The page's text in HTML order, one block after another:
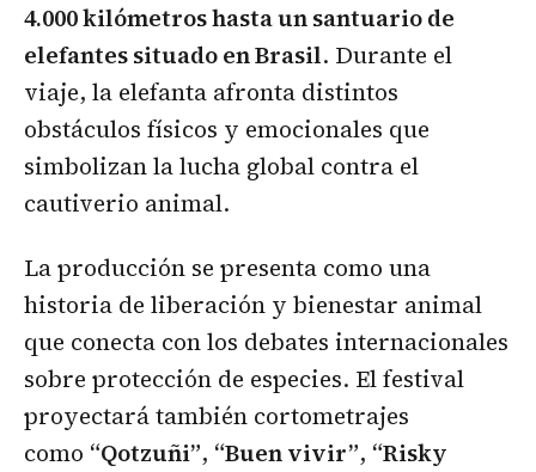
4.000 kilómetros hasta un santuario de
elefantes situado en Brasil. Durante el
viaje, la elefanta afronta distintos
obstáculos físicos y emocionales que
simbolizan la lucha global contra el
cautiverio animal.
La producción se presenta como una
historia de liberación y bienestar animal
que conecta con los debates internacionales
sobre protección de especies. El festival
proyectará también cortometrajes
como “Qotzuñi”, “Buen vivir”, “Risky